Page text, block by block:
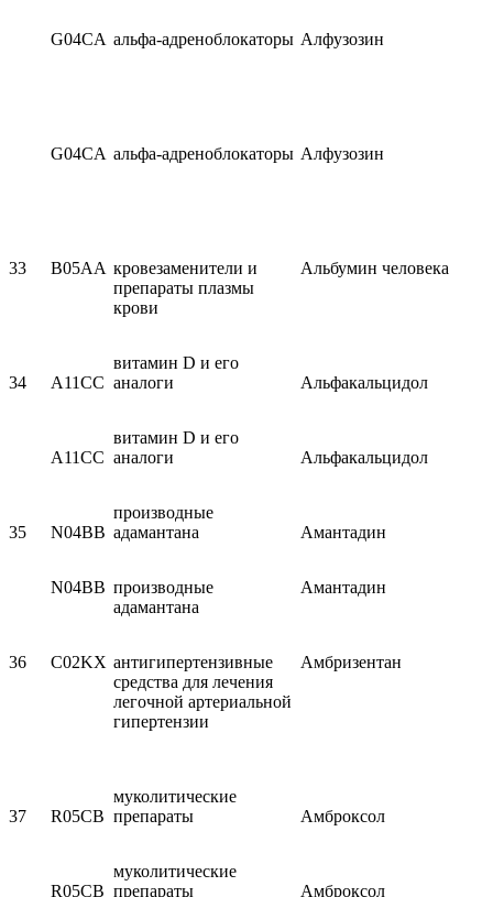
G04CA альфа-адреноблокаторы Алфузозин
G04CA альфа-адреноблокаторы Алфузозин
33 B05AA кровезаменители и
препараты плазмы
крови
Альбумин человека
34 A11CC
витамин D и его
аналоги
Альфакальцидол
A11CC
витамин D и его
аналоги
Альфакальцидол
35 N04BB
производные
адамантана
Амантадин
N04BB производные
адамантана
Амантадин
36 C02KX антигипертензивные
средства для лечения
легочной артериальной
гипертензии
Амбризентан
37 R05CB
муколитические
препараты
Амброксол
R05CB
муколитические
препараты
Амброксол